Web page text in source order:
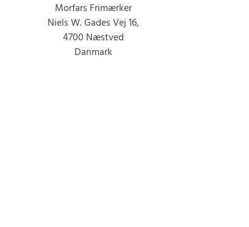
Morfars Frimærker
Niels W. Gades Vej 16,
4700 Næstved
Danmark